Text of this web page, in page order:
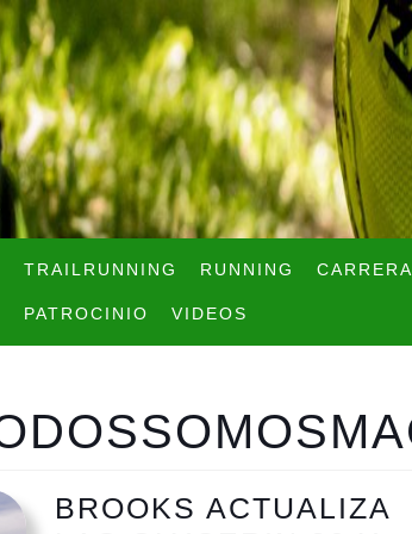
TRAILRUNNING RUNNING
PATROCINIO VIDEOS
BROOKS ACTUALIZA